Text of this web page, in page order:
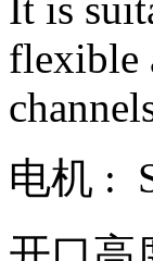
It is
flexible
电机 :